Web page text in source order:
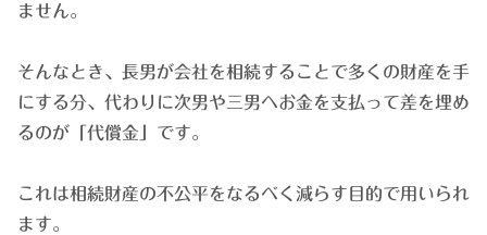
ません。
そんなとき、長男が会社を相続することで多くの財産を手
にする分、代わりに次男や三男へお金を支払って差を埋め
るのが「代償金」です。
これは相続財産の不公平をなるべく減らす目的で用いられ
ます。